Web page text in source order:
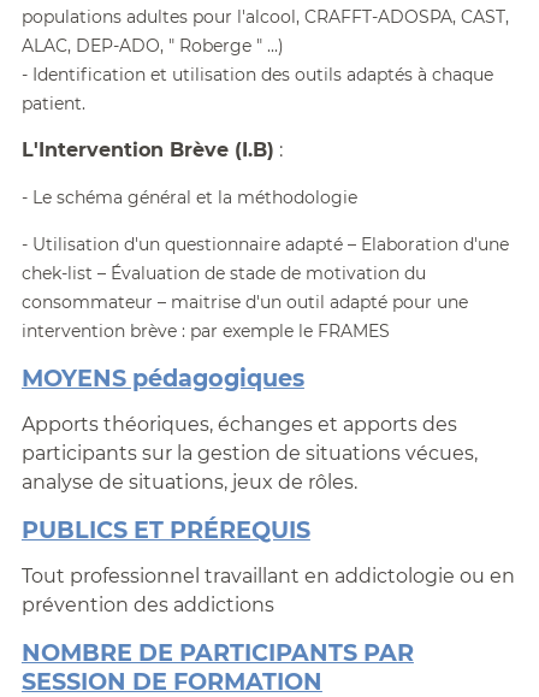
populations adultes pour l'alcool, CRAFFT-ADOSPA, CAST,
ALAC, DEP-ADO, " Roberge " ...)
- Identification et utilisation des outils adaptés à chaque
patient.
L'Intervention Brève (I.B) :
- Le schéma général et la méthodologie
- Utilisation d'un questionnaire adapté – Elaboration d'une
chek-list – Évaluation de stade de motivation du
consommateur – maitrise d'un outil adapté pour une
intervention brève : par exemple le FRAMES
MOYENS pédagogiques
Apports théoriques, échanges et apports des
participants sur la gestion de situations vécues,
analyse de situations, jeux de rôles.
PUBLICS ET PRÉREQUIS
Tout professionnel travaillant en addictologie ou en
prévention des addictions
NOMBRE DE PARTICIPANTS PAR
SESSION DE FORMATION